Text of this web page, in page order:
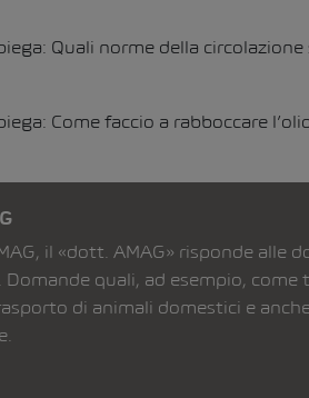
Quali norme della
Come faccio a rabboccare
il «dott. AMAG» risponde alle
Domande quali, ad esempio,
di animali domestici e